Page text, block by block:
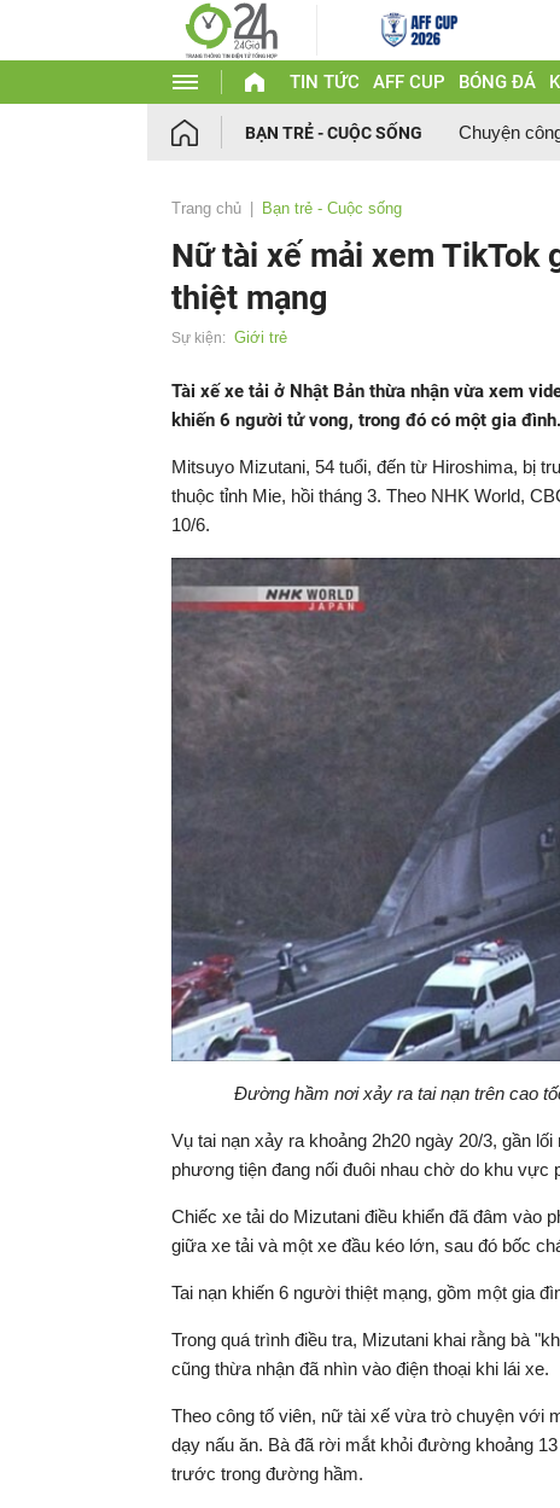
TIN TỨC AFF CUP BÓNG ĐÁ
BẠN TRẺ - CUỘC SỐNG Chuyện
Trang chủ Bạn trẻ - Cuộc sống
Nữ tài xế mải xem TikTok
thiệt mạng
Sự kiện: Giới trẻ
Tài xế xe tải ở Nhật Bản thừa nhận vừa xem
khiến 6 người tử vong, trong đó có một gia đình.
Mitsuyo Mizutani, 54 tuổi, đến từ Hiroshima, bị
thuộc tỉnh Mie, hồi tháng 3. Theo NHK World,
10/6.
Đường hầm nơi xảy ra tai nạn trên cao
Vụ tai nạn xảy ra khoảng 2h20 ngày 20/3, gần
phương tiện đang nối đuôi nhau chờ do khu
Chiếc xe tải do Mizutani điều khiển đã đâm vào
giữa xe tải và một xe đầu kéo lớn, sau đó bốc
Tai nạn khiến 6 người thiệt mạng, gồm một gia
Trong quá trình điều tra, Mizutani khai rằng bà
cũng thừa nhận đã nhìn vào điện thoại khi lái xe.
Theo công tố viên, nữ tài xế vừa trò chuyện với
dạy nấu ăn. Bà đã rời mắt khỏi đường khoảng
trước trong đường hầm.